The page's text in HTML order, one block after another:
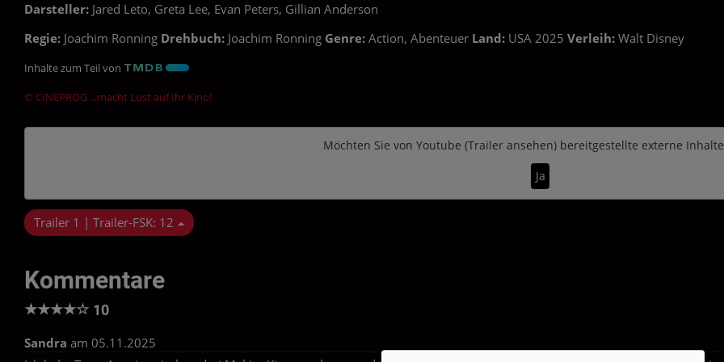
Darsteller: Jared Leto, Greta Lee, Evan Peters, Gillian Anderson
Regie: Joachim Ronning Drehbuch: Joachim Ronning Genre: Action, Abenteuer Land: USA 2025 Verleih: Walt Disney
Inhalte zum Teil von
© CINEPROG ...macht Lust auf Ihr Kino!
Möchten Sie von Youtube (Trailer ansehen) bereitgestellte externe
Ja
Trailer 1 | Trailer-FSK: 12
Kommentare
★★★★☆ 10
Sandra am 05.11.2025